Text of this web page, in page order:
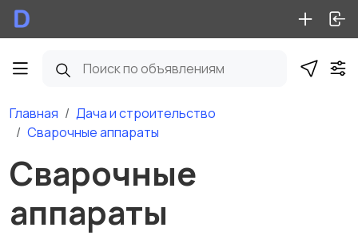
Главная
Дача и строительство
Сварочные аппараты
Сварочные
аппараты